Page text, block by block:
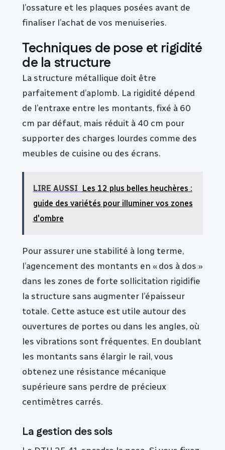
l’ossature et les plaques posées avant de
finaliser l’achat de vos menuiseries.
Techniques de pose et rigidité
de la structure
La structure métallique doit être
parfaitement d’aplomb. La rigidité dépend
de l’entraxe entre les montants, fixé à 60
cm par défaut, mais réduit à 40 cm pour
supporter des charges lourdes comme des
meubles de cuisine ou des écrans.
LIRE AUSSI
Les 12 plus belles heuchères :
guide des variétés pour illuminer vos zones
d'ombre
Pour assurer une stabilité à long terme,
l’agencement des montants en « dos à dos »
dans les zones de forte sollicitation rigidifie
la structure sans augmenter l’épaisseur
totale. Cette astuce est utile autour des
ouvertures de portes ou dans les angles, où
les vibrations sont fréquentes. En doublant
les montants sans élargir le rail, vous
obtenez une résistance mécanique
supérieure sans perdre de précieux
centimètres carrés.
La gestion des sols